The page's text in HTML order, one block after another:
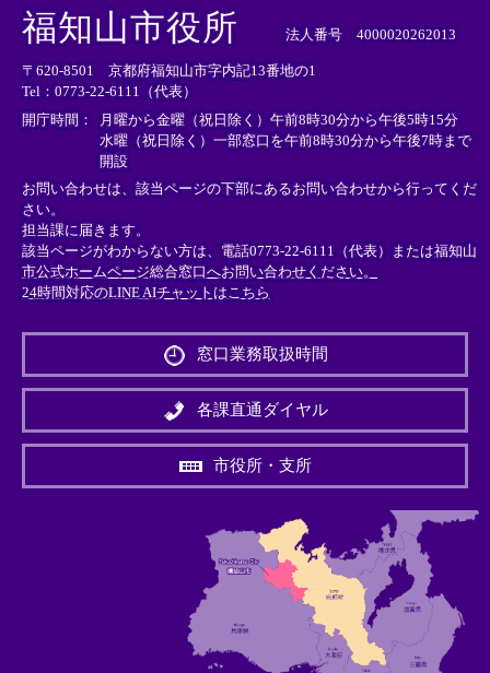
外
部
リ
ン
ク
＞
外
リ
ン
ク
＞
外
部
ン
ク
＞
福知山市役所 法人番号 4000020262013
〒620-8501 京都府福知山市字内記13番地の1
Tel：0773-22-6111（代表）
開庁時間： 月曜から金曜（祝日除く）午前8時30分から午後5時15分
水曜（祝日除く）一部窓口を午前8時30分から午後7時まで
開設
お問い合わせは、該当ページの下部にあるお問い合わせから行ってくだ
さい。
担当課に届きます。
該当ページがわからない方は、電話0773-22-6111（代表）または福知山
市公式ホームページ総合窓口へお問い合わせください。
24時間対応のLINE AIチャットはこちら
外
リ
ン
＞
窓口業務取扱時間
各課直通ダイヤル
市役所・支所